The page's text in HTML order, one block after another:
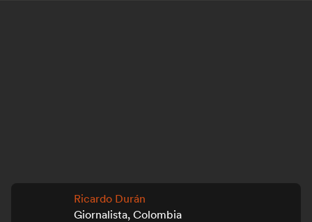
Ricardo Durán
Giornalista, Colombia